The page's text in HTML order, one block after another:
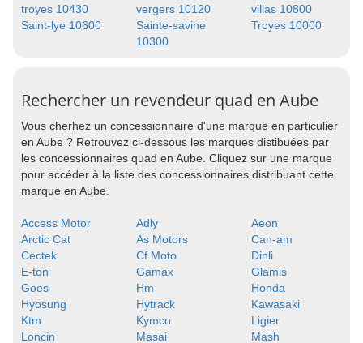
troyes 10430
vergers 10120
villas 10800
Saint-lye 10600
Sainte-savine
10300
Troyes 10000
Rechercher un revendeur quad en Aube
Vous cherhez un concessionnaire d'une marque en particulier
en Aube ? Retrouvez ci-dessous les marques distibuées par
les concessionnaires quad en Aube. Cliquez sur une marque
pour accéder à la liste des concessionnaires distribuant cette
marque en Aube.
Access Motor Adly
Aeon
Arctic Cat
As Motors
Can-am
Cectek
Cf Moto
Dinli
E-ton
Gamax
Glamis
Goes
Hm
Honda
Hyosung
Hytrack
Kawasaki
Ktm
Kymco
Ligier
Loncin
Masai Mash